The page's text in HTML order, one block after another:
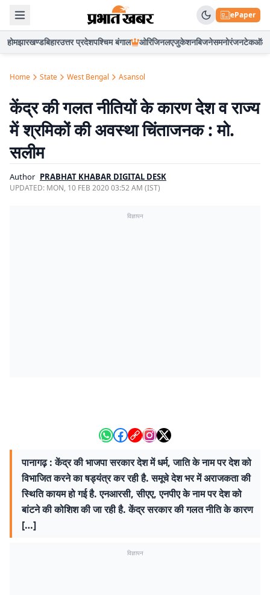
ePaper
होमझारखण्डबिहारउत्तर प्रदेशपश्चिम बंगाल ओरिजिनलएजुकेशनबिजनेसमनोरंजनटेकऑटो
Home State West Bengal Asansol
केंद्र की गलत नीतियों के कारण देश व राज्य
में श्रमिकों की अवस्था चिंताजनक : मो.
सलीम
Author PRABHAT KHABAR DIGITAL DESK
UPDATED: MON, 10 FEB 2020 03:52 AM (IST)
विज्ञापन
पानागढ़ : केंद्र की भाजपा सरकार देश में धर्म, जाति के नाम पर देश को
विभाजित करने का षड्यंत्र कर रही है. समूचे देश भर में अराजकता की
स्थिति कायम हो गई है. एनआरसी, सीएए, एनपीए के नाम पर देश को
बांटने की कोशिश की जा रही है. केंद्र सरकार की गलत नीति के कारण
[…]
विज्ञापन